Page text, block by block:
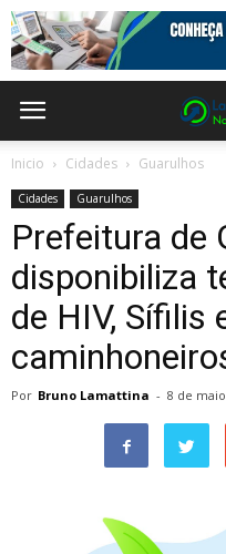
Inicio Cidades Guarulhos
Cidades Guarulhos
Prefeitura de
disponibiliza
de HIV, Sífilis
Por Bruno Lamattina - 8 de